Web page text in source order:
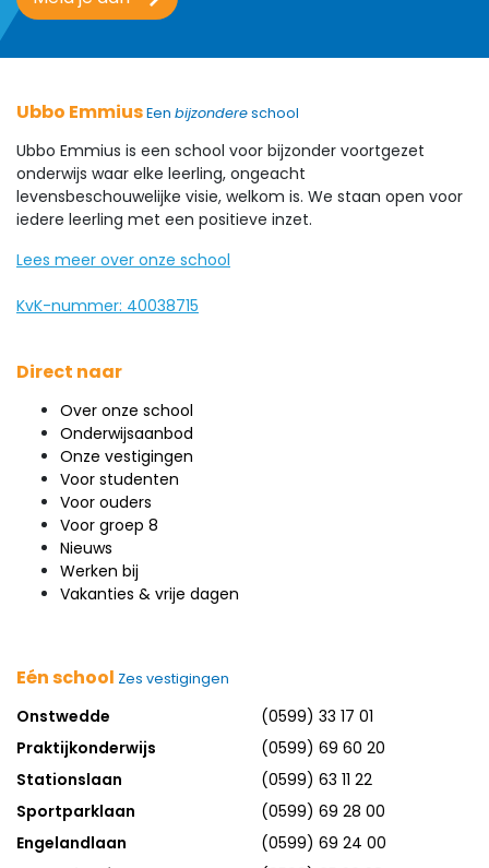
Ubbo EmmiusEen bijzondereschool
Ubbo Emmius is een school voor bijzonder voortgezet
onderwijs waar elke leerling, ongeacht
levensbeschouwelijke visie, welkom is. We staan open voor
iedere leerling met een positieve inzet.
Lees meer over onze school
KvK-nummer: 40038715
Direct naar
Over onze school
Onderwijsaanbod
Onze vestigingen
Voor studenten
Voor ouders
Voor groep 8
Nieuws
Werken bij
Vakanties & vrije dagen
Eén school Zes vestigingen
Onstwedde
(0599) 33 17 01
Praktijkonderwijs
(0599) 69 60 20
Stationslaan
(0599) 63 11 22
Sportparklaan
(0599) 69 28 00
Engelandlaan
(0599) 69 24 00